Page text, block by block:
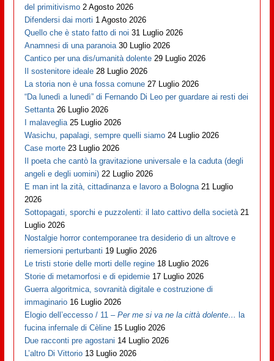
del primitivismo 2 Agosto 2026
Difendersi dai morti 1 Agosto 2026
Quello che è stato fatto di noi 31 Luglio 2026
Anamnesi di una paranoia 30 Luglio 2026
Cantico per una dis/umanità dolente 29 Luglio 2026
Il sostenitore ideale 28 Luglio 2026
La storia non è una fossa comune 27 Luglio 2026
“Da lunedì a lunedì” di Fernando Di Leo per guardare ai resti dei
Settanta 26 Luglio 2026
I malaveglia 25 Luglio 2026
Wasichu, papalagi, sempre quelli siamo 24 Luglio 2026
Case morte 23 Luglio 2026
Il poeta che cantò la gravitazione universale e la caduta (degli
angeli e degli uomini) 22 Luglio 2026
E man int la zità, cittadinanza e lavoro a Bologna 21 Luglio
2026
Sottopagati, sporchi e puzzolenti: il lato cattivo della società 21
Luglio 2026
Nostalgie horror contemporanee tra desiderio di un altrove e
riemersioni perturbanti 19 Luglio 2026
Le tristi storie delle morti delle regine 18 Luglio 2026
Storie di metamorfosi e di epidemie 17 Luglio 2026
Guerra algoritmica, sovranità digitale e costruzione di
immaginario 16 Luglio 2026
Elogio dell’eccesso / 11 –Per me si va ne la città dolente… la
fucina infernale di Cèline 15 Luglio 2026
Due racconti pre agostani 14 Luglio 2026
L’altro Di Vittorio 13 Luglio 2026